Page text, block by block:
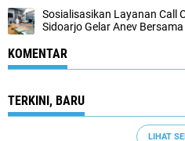
Sosialisasikan Layanan Call
Sidoarjo Gelar Anev
KOMENTAR
TERKINI, BARU
LIHAT